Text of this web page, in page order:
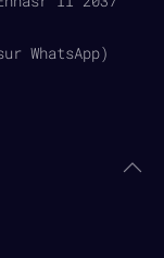
WhatsApp)